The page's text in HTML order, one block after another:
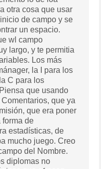
otra cosa que usar
de campo y se
un espacio.
wl campo
largo, y te permitia
Los más
la I para los
C para los
que usando
que ya
que era poner
forma de
estadísticas, de
mucho juego. Creo
del Nombre.
diplomas no